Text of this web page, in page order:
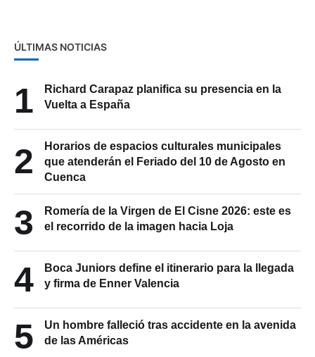
ÚLTIMAS NOTICIAS
1
Richard Carapaz planifica su presencia en la
Vuelta a España
2
Horarios de espacios culturales municipales
que atenderán el Feriado del 10 de Agosto en
Cuenca
3
Romería de la Virgen de El Cisne 2026: este es
el recorrido de la imagen hacia Loja
4
Boca Juniors define el itinerario para la llegada
y firma de Enner Valencia
5
Un hombre falleció tras accidente en la avenida
de las Américas